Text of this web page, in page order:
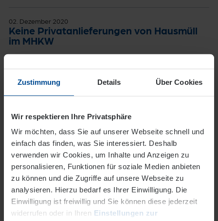
Zustimmung Details Über Cookies
Wir respektieren Ihre Privatsphäre
Wir möchten, dass Sie auf unserer Webseite schnell und
einfach das finden, was Sie interessiert. Deshalb
verwenden wir Cookies, um Inhalte und Anzeigen zu
personalisieren, Funktionen für soziale Medien anbieten
zu können und die Zugriffe auf unsere Webseite zu
analysieren. Hierzu bedarf es Ihrer Einwilligung. Die
Einwilligung ist freiwillig und Sie können diese jederzeit
widerrufen oder in Ihren Einstellungen zur
02. Dezember 2020
Keine Privatanlieferungen von Hausmüll
im MHKW
OFFENBACH, 2. Dezember 2020. Auch nach dem Ende
der Bauarbeiten auf dem Gelände des
Müllheizkraftwerks (MHKW) an der Dietzenbacher Straße
Energieversorgu…
Mehr
Fernwärme-Leitung muss repariert
werden
OFFENBACH, 26. November 2020. Wegen einer Störung
an einer Fernwärme-Hauptleitung an der Buchhügelallee